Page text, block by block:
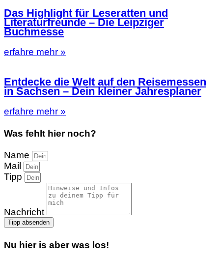
Das Highlight für Leseratten und
Literaturfreunde – Die Leipziger
Buchmesse
erfahre mehr »
Entdecke die Welt auf den Reisemessen
in Sachsen – Dein kleiner Jahresplaner
erfahre mehr »
Was fehlt hier noch?
Name
Mail
Tipp
Nachricht
Tipp absenden
Nu hier is aber was los!